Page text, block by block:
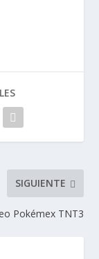
SIGUIENTE
Pokémex TNT3